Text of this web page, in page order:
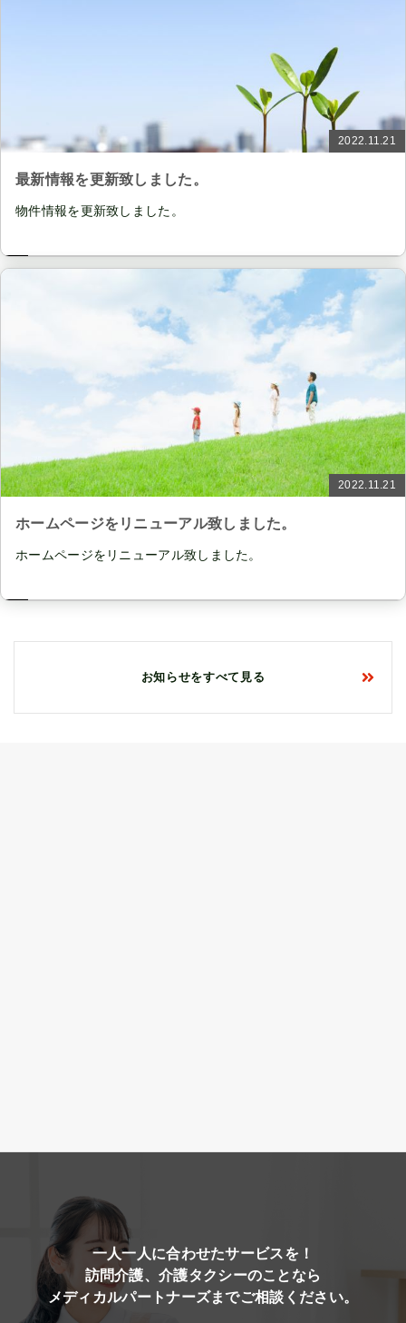
2022.11.21
最新情報を更新致しました。
物件情報を更新致しました。
2022.11.21
ホームページをリニューアル致しました。
ホームページをリニューアル致しました。
お知らせをすべて見る
一人一人に合わせたサービスを！
訪問介護、介護タクシーのことなら
メディカルパートナーズまでご相談ください。